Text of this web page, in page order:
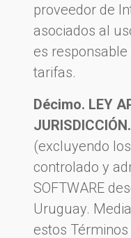
proveedor de
asociados al
es
tarifas.
Décimo. LEY
JURISDICCIÓN.
(excluyendo
controlado y
SOFTWARE
Uruguay.
estos Términos